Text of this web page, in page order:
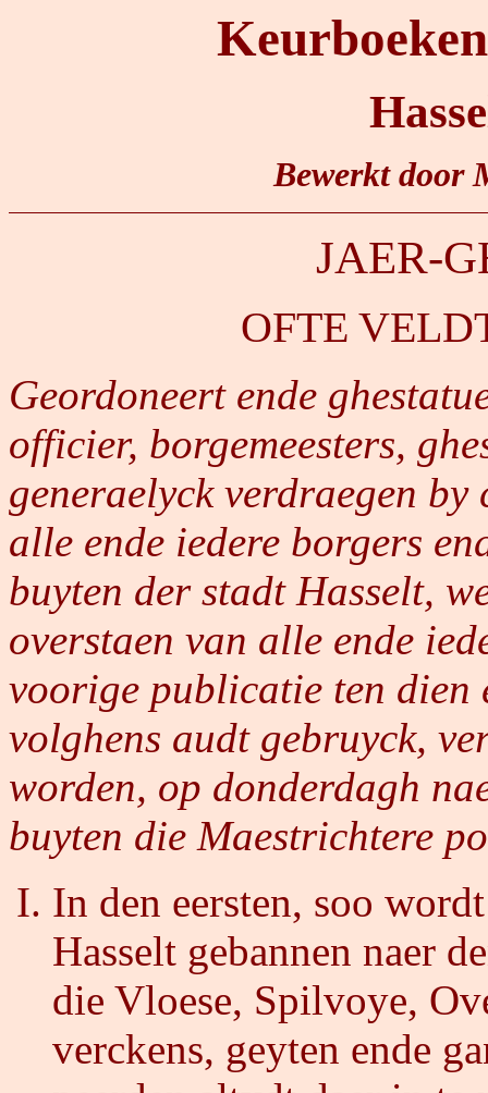
Bewerkt door
JAER-
OFTE
Geordoneert ende
officier, borgemeesters,
generaelyck verdraegen by
alle ende iedere borgers
buyten der stadt Hasselt,
overstaen van alle ende
voorige publicatie ten dien
volghens audt gebruyck,
worden, op donderdagh
buyten die Maestrichtere
In den eersten, soo
Hasselt gebannen naer
die Vloese, Spilvoye,
verckens, geyten ende